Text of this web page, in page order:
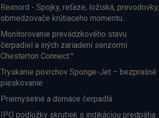
Rexnord - Spojky, reťaze, ložiská, prevodovky,
obmedzovače krútiaceho momentu...
Monitorovanie prevádzkového stavu
čerpadiel a iných zariadení senzormi
Chesterton Connect™
Tryskanie povrchov Sponge-Jet – bezprašné
pieskovanie
Priemyselné a domáce čerpadlá
IPO podložky skrutiek s indikáciou predpätia